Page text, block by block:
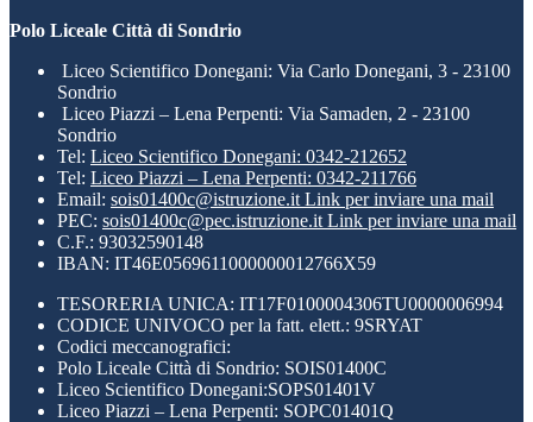
Polo Liceale Città di Sondrio
Liceo Scientifico Donegani: Via Carlo Donegani, 3 - 23100
Sondrio
Liceo Piazzi – Lena Perpenti: Via Samaden, 2 - 23100
Sondrio
Tel: Liceo Scientifico Donegani: 0342-212652
Tel: Liceo Piazzi – Lena Perpenti: 0342-211766
Email: sois01400c@istruzione.it Link per inviare una mail
PEC: sois01400c@pec.istruzione.it Link per inviare una mail
C.F.: 93032590148
IBAN: IT46E0569611000000012766X59
TESORERIA UNICA: IT17F0100004306TU0000006994
CODICE UNIVOCO per la fatt. elett.: 9SRYAT
Codici meccanografici:
Polo Liceale Città di Sondrio: SOIS01400C
Liceo Scientifico Donegani:SOPS01401V
Liceo Piazzi – Lena Perpenti: SOPC01401Q